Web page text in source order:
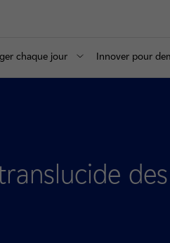
chaque jour Innover pour